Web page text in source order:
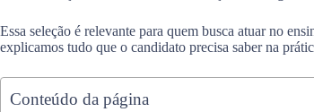
Essa seleção é relevante para quem busca atuar no
explicamos tudo que o candidato precisa saber na
Conteúdo da página